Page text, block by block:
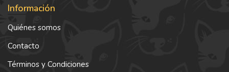
Información
Quiénes somos
Contacto
Términos y Condiciones